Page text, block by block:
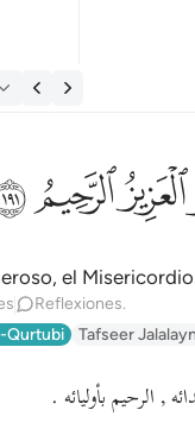
وَإِنَّ رَبَّكَ لَهُوَﲀﲁ
el
Reflexiones.
Qurtubi Tafseer Jalalayn
, الرحيم بأوليائه .